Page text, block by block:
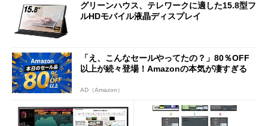
グリーンハウス、テレワークに適した15.8型フ
ルHDモバイル液晶ディスプレイ
「え、こんなセールやってたの？」80％OFF
以上が続々登場！Amazonの本気が凄すぎる
AD（Amazon）